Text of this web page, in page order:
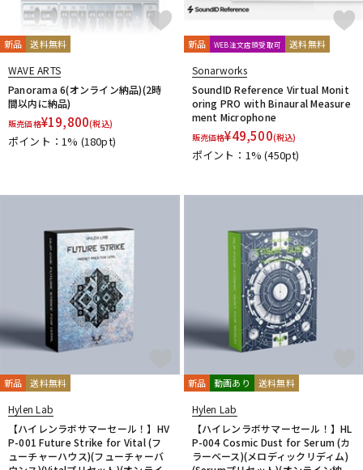
新品 送料無料
WAVE ARTS
Panorama 6(オンライン納品)(2時
間以内に納品)
販売価格¥19,800(税込)
ポイント：1% (180pt)
新品 WEB注文店頭受取可 送料無料
Sonarworks
SoundID Reference Virtual Monit
oring PRO with Binaural Measure
ment Microphone
販売価格¥49,500(税込)
ポイント：1%(450pt)
新品 送料無料
Hylen Lab
【ハイレンラボサマーセール！】HV
P-001 Future Strike for Vital (フ
ューチャーハウス)(フューチャーバ
新品 動画あり 送料無料
Hylen Lab
【ハイレンラボサマーセール！】HL
P-004 Cosmic Dust for Serum (カ
ラーベース)(メロディックリディム)